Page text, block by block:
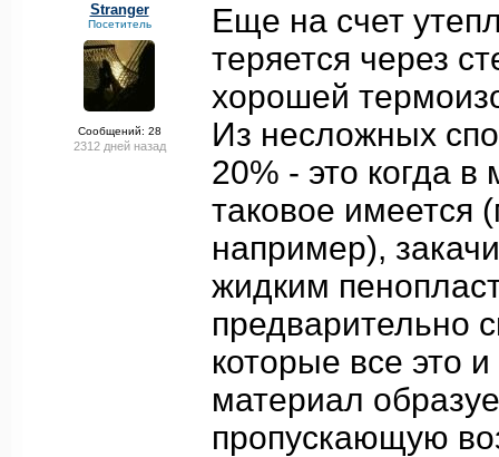
Stranger
Посетитель
Сообщений: 28
2312 дней назад
Еще на счет
теряется через
хорошей
Из несложных
20% - это когда
таковое имеется
например),
жидким
предварительно
которые все это
материал
пропускающую